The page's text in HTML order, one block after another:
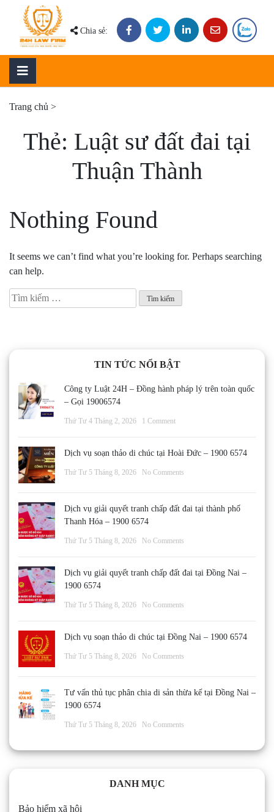
content
Chia sẻ:
Trang chủ >
Thẻ: Luật sư đất đai tại
Thuận Thành
Nothing Found
It seems we can’t find what you’re looking for. Perhaps searching
can help.
Tìm
kiếm
TIN TỨC NỔI BẬT
Công ty Luật 24H – Đồng hành pháp lý trên toàn quốc
– Gọi 19006574
Thứ Tư 4 Tháng 2, 2026 1 Comment
Dịch vụ soạn thảo di chúc tại Hoài Đức – 1900 6574
Thứ Tư 5 Tháng 8, 2026 No Comments
Dịch vụ giải quyết tranh chấp đất đai tại thành phố
Thanh Hóa – 1900 6574
Thứ Tư 5 Tháng 8, 2026 No Comments
Dịch vụ giải quyết tranh chấp đất đai tại Đồng Nai –
1900 6574
Thứ Tư 5 Tháng 8, 2026 No Comments
Dịch vụ soạn thảo di chúc tại Đồng Nai – 1900 6574
Thứ Tư 5 Tháng 8, 2026 No Comments
Tư vấn thủ tục phân chia di sản thừa kế tại Đồng Nai –
1900 6574
Thứ Tư 5 Tháng 8, 2026 No Comments
DANH MỤC
Bảo hiểm xã hội